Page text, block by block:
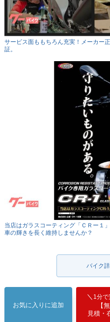
サービス面ももちろん充実！メーカー
証。
当店はガラスコーティング「ＣＲー１
車の輝きを長く維持しませんか？
バイク
お気に入りに追加
1分で
【
見積・